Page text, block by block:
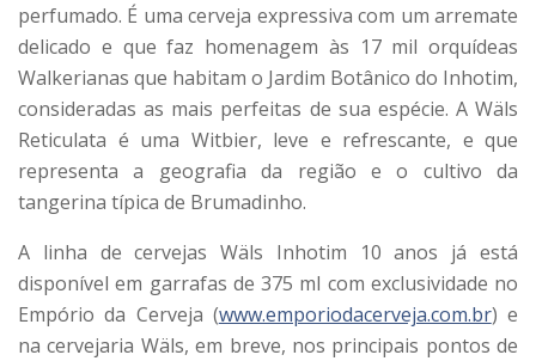
perfumado. É uma cerveja expressiva com um arremate
delicado e que faz homenagem às 17 mil orquídeas
Walkerianas que habitam o Jardim Botânico do Inhotim,
consideradas as mais perfeitas de sua espécie. A Wäls
Reticulata é uma Witbier, leve e refrescante, e que
representa a geografia da região e o cultivo da
tangerina típica de Brumadinho.
A linha de cervejas Wäls Inhotim 10 anos já está
disponível em garrafas de 375 ml com exclusividade no
Empório da Cerveja (www.emporiodacerveja.com.br) e
na cervejaria Wäls, em breve, nos principais pontos de